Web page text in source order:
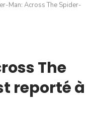
Man: Across The Spider-
The
reporté à